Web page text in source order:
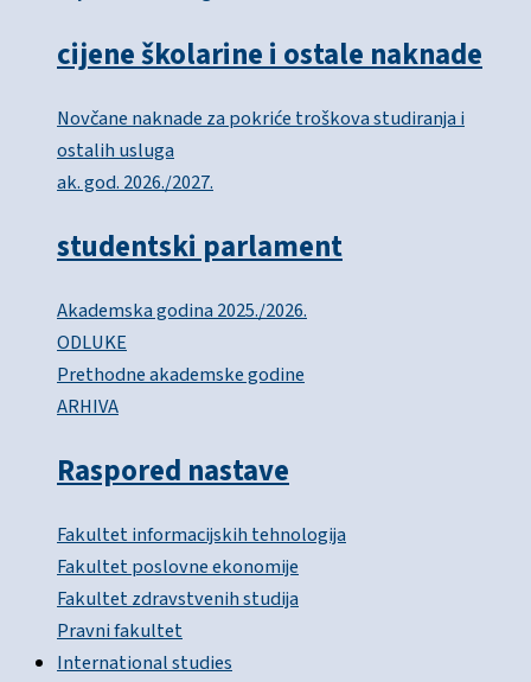
cijene školarine i ostale naknade
Novčane naknade za pokriće troškova studiranja i
ostalih usluga
ak. god. 2026./2027.
studentski parlament
Akademska godina 2025./2026.
ODLUKE
Prethodne akademske godine
ARHIVA
Raspored nastave
Fakultet informacijskih tehnologija
Fakultet poslovne ekonomije
Fakultet zdravstvenih studija
Pravni fakultet
International studies